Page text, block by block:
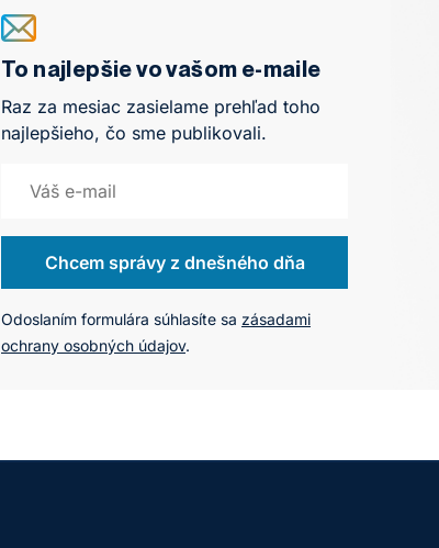
To najlepšie vo vašom e-maile
Raz za mesiac zasielame prehľad toho
najlepšieho, čo sme publikovali.
Chcem správy z dnešného dňa
Odoslaním formulára súhlasíte sa zásadami
ochrany osobných údajov.